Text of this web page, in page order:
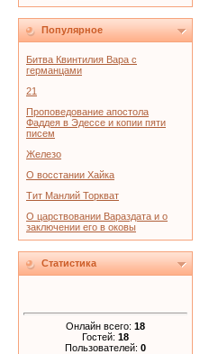
Популярное
Битва Квинтилия Вара с
германцами
21
Проповедование апостола
Фаддея в Эдессе и копии пяти
писем
Железо
О восстании Хайка
Тит Манлий Торкват
О царствовании Вараздата и о
заключении его в оковы
Статистика
Онлайн всего: 18
Гостей: 18
Пользователей: 0